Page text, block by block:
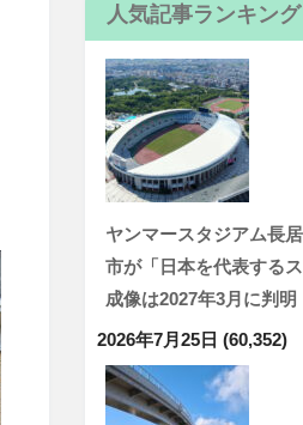
人気記事ランキング
ヤンマースタジアム長
市が「日本を代表する
成像は2027年3月に判明
2026年7月25日 (60,352)